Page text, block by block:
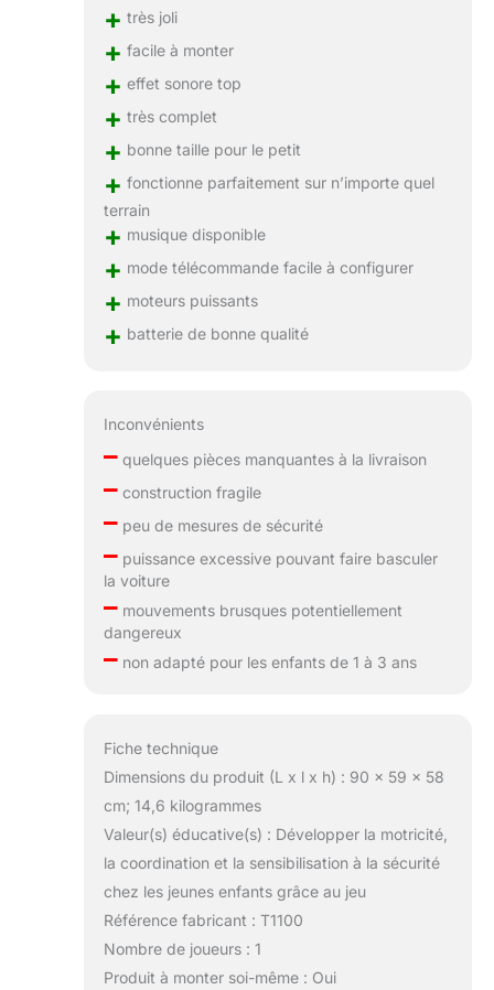
+ très joli
+ facile à monter
+ effet sonore top
+ très complet
+ bonne taille pour le petit
+ fonctionne parfaitement sur n’importe quel
terrain
+ musique disponible
+ mode télécommande facile à configurer
+ moteurs puissants
+ batterie de bonne qualité
Inconvénients
–quelques pièces manquantes à la livraison
–construction fragile
–peu de mesures de sécurité
–puissance excessive pouvant faire basculer
la voiture
–mouvements brusques potentiellement
dangereux
–non adapté pour les enfants de 1 à 3 ans
Fiche technique
Dimensions du produit (L x l x h) : 90 x 59 x 58
cm; 14,6 kilogrammes
Valeur(s) éducative(s) : Développer la motricité,
la coordination et la sensibilisation à la sécurité
chez les jeunes enfants grâce au jeu
Référence fabricant : T1100
Nombre de joueurs : 1
Produit à monter soi-même : Oui